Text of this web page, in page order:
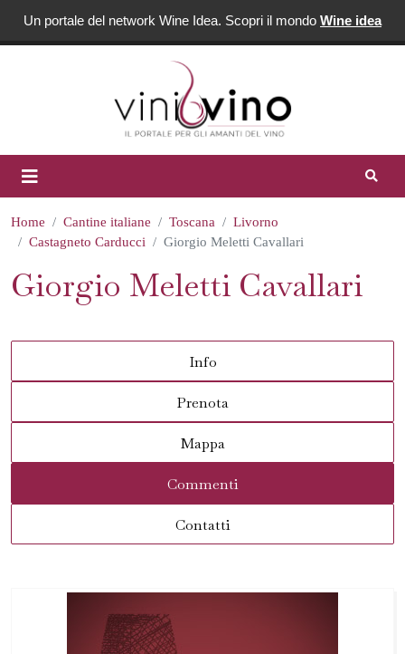
Un portale del network Wine Idea. Scopri il mondo Wine idea
Home Cantine italiane Toscana
Livorno
Castagneto Carducci
Giorgio Meletti Cavallari
Giorgio Meletti Cavallari
Info
Prenota
Mappa
Commenti
Contatti